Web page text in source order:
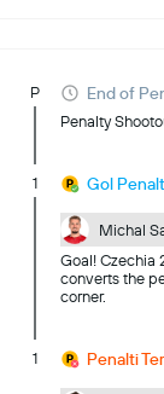
P End of
Penalty
1 Gol
Michal
Goal! Czechia
converts the
corner.
1 Penalti